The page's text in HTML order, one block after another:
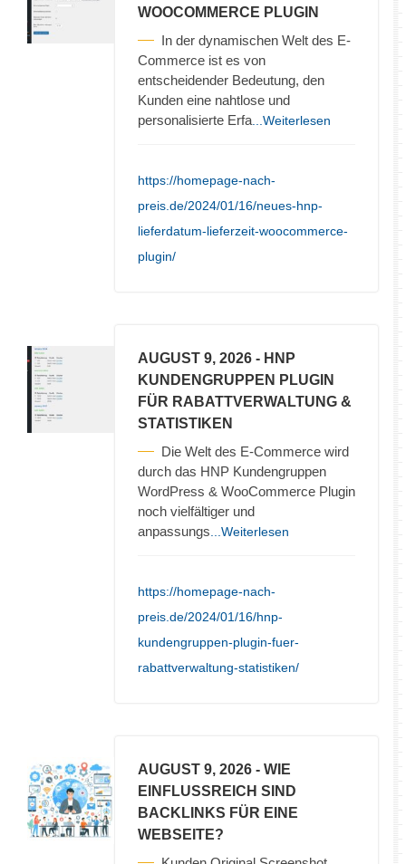
WOOCOMMERCE PLUGIN
In der dynamischen Welt des E-
Commerce ist es von
entscheidender Bedeutung, den
Kunden eine nahtlose und
personalisierte Erfa ...Weiterlesen
https://homepage-nach-
preis.de/2024/01/16/neues-hnp-
lieferdatum-lieferzeit-woocommerce-
plugin/
AUGUST 9, 2026 - HNP
KUNDENGRUPPEN PLUGIN
FÜR RABATTVERWALTUNG &
STATISTIKEN
Die Welt des E-Commerce wird
durch das HNP Kundengruppen
WordPress & WooCommerce Plugin
noch vielfältiger und
anpassungs ...Weiterlesen
https://homepage-nach-
preis.de/2024/01/16/hnp-
kundengruppen-plugin-fuer-
rabattverwaltung-statistiken/
AUGUST 9, 2026 - WIE
EINFLUSSREICH SIND
BACKLINKS FÜR EINE
WEBSEITE?